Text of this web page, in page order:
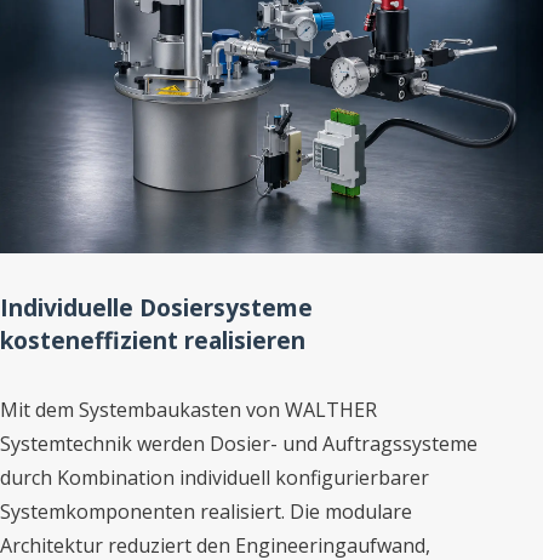
Individuelle Dosiersysteme
kosteneffizient realisieren
Mit dem Systembaukasten von WALTHER
Systemtechnik werden Dosier- und Auftragssysteme
durch Kombination individuell konfigurierbarer
Systemkomponenten realisiert. Die modulare
Architektur reduziert den Engineeringaufwand,